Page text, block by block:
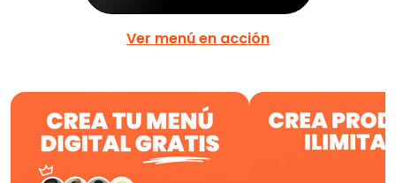
Ver menú en acción